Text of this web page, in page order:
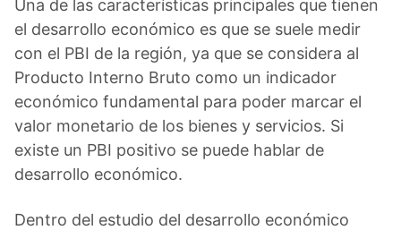
Una de las características principales que tienen
el desarrollo económico es que se suele medir
con el PBI de la región, ya que se considera al
Producto Interno Bruto como un indicador
económico fundamental para poder marcar el
valor monetario de los bienes y servicios. Si
existe un PBI positivo se puede hablar de
desarrollo económico.
Dentro del estudio del desarrollo económico